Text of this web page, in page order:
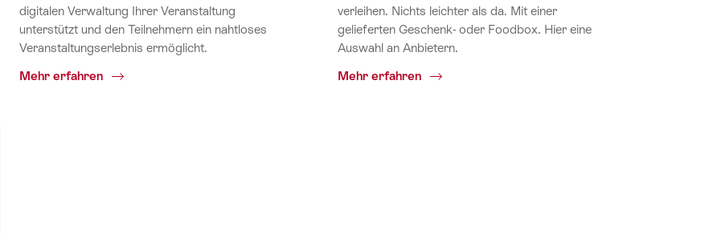
digitalen Verwaltung Ihrer Veranstaltung
unterstützt und den Teilnehmern ein nahtloses
Veranstaltungserlebnis ermöglicht.
Mehr erfahren
Common.Of
verleihen. Nichts leichter als da. Mit einer
gelieferten Geschenk- oder Foodbox. Hier eine
Auswahl an Anbietern.
Mehr erfahren
Common.Of